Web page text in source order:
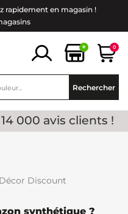
rapidement en magasin !
+ 0
Rechercher
14 000 avis clients !
Décor Discount
synthétique ?